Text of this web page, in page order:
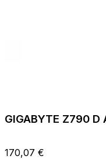
GIGABYTE Z790 D
170,07 €